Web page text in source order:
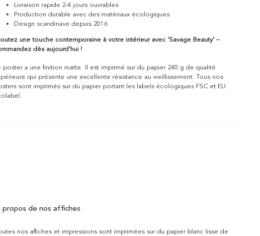
Livraison rapide 2-4 jours ouvrables
Production durable avec des matériaux écologiques
Design scandinave depuis 2016
une touche contemporaine à votre intérieur avec 'Savage Beauty' –
dès aujourd'hui !
poster a une finition matte. Il est imprimé sur du papier 240 g de qualité
qui présente une excellente résistance au vieillissement. Tous nos
sont imprimés sur du papier portant les labels écologiques FSC et EU
propos de nos affiches
nos affiches et impressions sont imprimées sur du papier blanc lisse de